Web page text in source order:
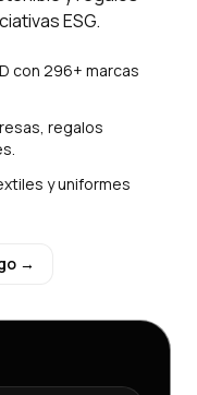
ESG.
con 296+ marcas
regalos
y uniformes
→